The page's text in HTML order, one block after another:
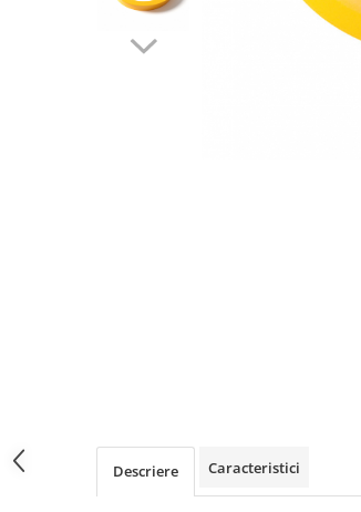
Descriere Caracteristici